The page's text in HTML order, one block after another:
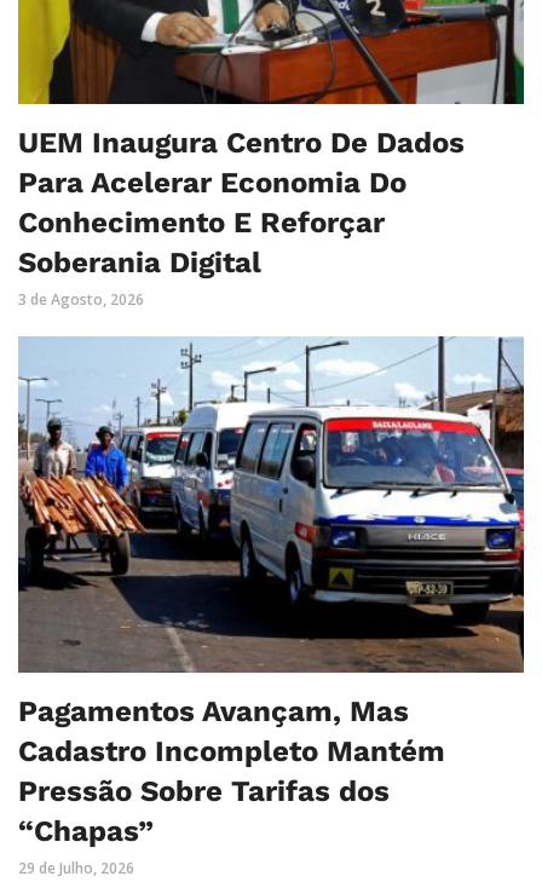
UEM Inaugura Centro De Dados
Para Acelerar Economia Do
Conhecimento E Reforçar
Soberania Digital
3 de Agosto, 2026
Pagamentos Avançam, Mas
Cadastro Incompleto Mantém
Pressão Sobre Tarifas dos
“Chapas”
29 de Julho, 2026